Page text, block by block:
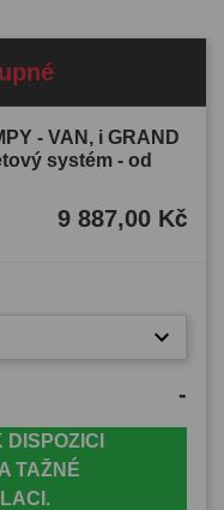
- VAN, i GRAND
systém - od
9 887,00 Kč
-
TAŽNÉ